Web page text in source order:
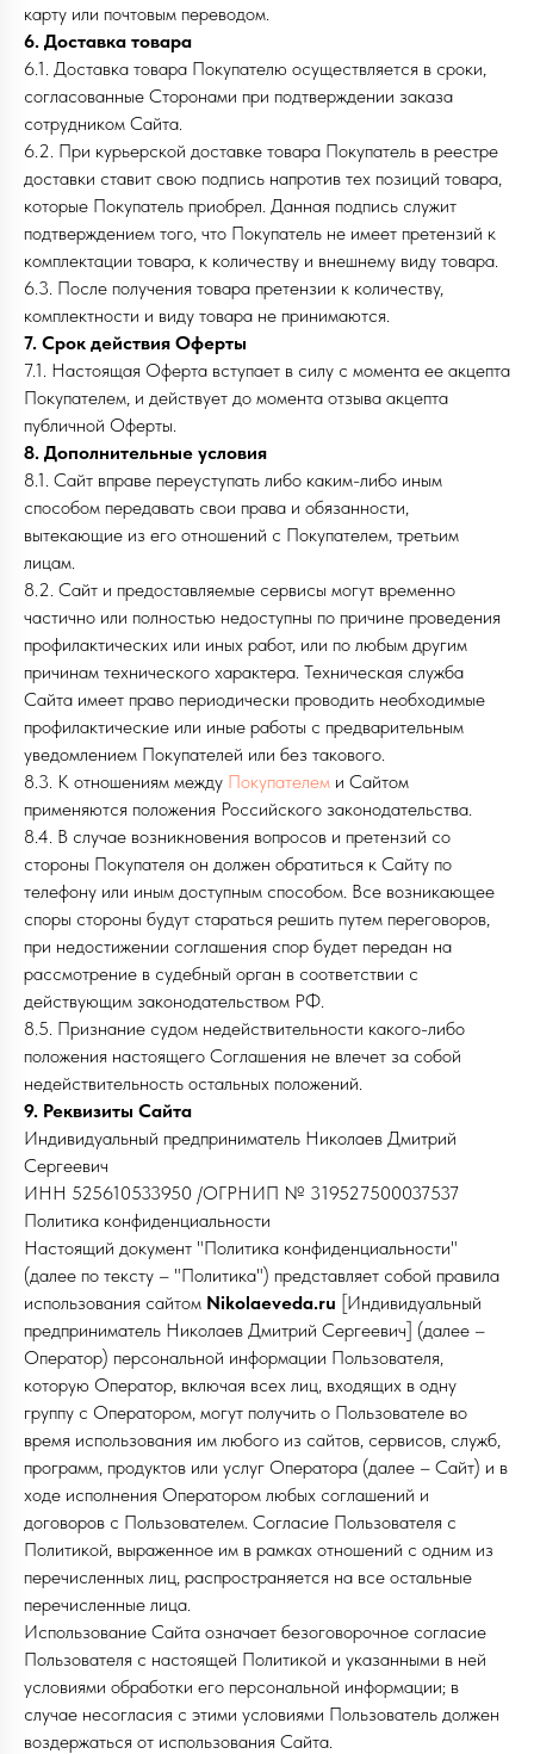
карту или почтовым переводом.
6. Доставка товара
6.1. Доставка товара Покупателю осуществляется в сроки,
согласованные Сторонами при подтверждении заказа
сотрудником Сайта.
6.2. При курьерской доставке товара Покупатель в реестре
доставки ставит свою подпись напротив тех позиций товара,
которые Покупатель приобрел. Данная подпись служит
подтверждением того, что Покупатель не имеет претензий к
комплектации товара, к количеству и внешнему виду товара.
6.3. После получения товара претензии к количеству,
комплектности и виду товара не принимаются.
7. Срок действия Оферты
7.1. Настоящая Оферта вступает в силу с момента ее акцепта
Покупателем, и действует до момента отзыва акцепта
публичной Оферты.
8. Дополнительные условия
8.1. Сайт вправе переуступать либо каким-либо иным
способом передавать свои права и обязанности,
вытекающие из его отношений с Покупателем, третьим
лицам.
8.2. Сайт и предоставляемые сервисы могут временно
частично или полностью недоступны по причине проведения
профилактических или иных работ, или по любым другим
причинам технического характера. Техническая служба
Сайта имеет право периодически проводить необходимые
профилактические или иные работы с предварительным
уведомлением Покупателей или без такового.
8.3. К отношениям между Покупателем и Сайтом
применяются положения Российского законодательства.
8.4. В случае возникновения вопросов и претензий со
стороны Покупателя он должен обратиться к Сайту по
телефону или иным доступным способом. Все возникающее
споры стороны будут стараться решить путем переговоров,
при недостижении соглашения спор будет передан на
рассмотрение в судебный орган в соответствии с
действующим законодательством РФ.
8.5. Признание судом недействительности какого-либо
положения настоящего Соглашения не влечет за собой
недействительность остальных положений.
9. Реквизиты Сайта
Индивидуальный предприниматель Николаев Дмитрий
Сергеевич
ИНН 525610533950 /ОГРНИП № 319527500037537
Политика конфиденциальности
Настоящий документ "Политика конфиденциальности"
(далее по тексту – "Политика") представляет собой правила
использования сайтом Nikolaeveda.ru [Индивидуальный
предприниматель Николаев Дмитрий Сергеевич] (далее –
Оператор) персональной информации Пользователя,
которую Оператор, включая всех лиц, входящих в одну
группу с Оператором, могут получить о Пользователе во
время использования им любого из сайтов, сервисов, служб,
программ, продуктов или услуг Оператора (далее – Сайт) и в
ходе исполнения Оператором любых соглашений и
договоров с Пользователем. Согласие Пользователя с
Политикой, выраженное им в рамках отношений с одним из
перечисленных лиц, распространяется на все остальные
перечисленные лица.
Использование Сайта означает безоговорочное согласие
Пользователя с настоящей Политикой и указанными в ней
условиями обработки его персональной информации; в
случае несогласия с этими условиями Пользователь должен
воздержаться от использования Сайта.